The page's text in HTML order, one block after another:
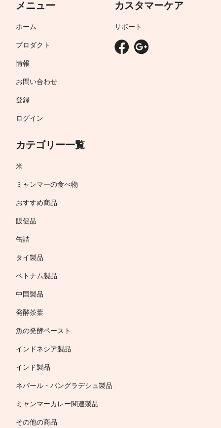
メニュー
ホーム
プロダクト
情報
お問い合わせ
登録
ログイン
カテゴリー一覧
米
ミャンマーの食べ物
おすすめ商品
販促品
缶詰
タイ製品
ベトナム製品
中国製品
発酵茶葉
魚の発酵ペースト
インドネシア製品
インド製品
ネパール・バングラデシュ製品
ミャンマーカレー関連製品
その他の商品
カスタマーケア
サポート